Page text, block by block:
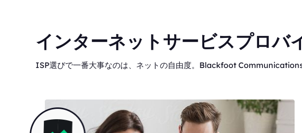
インターネットサービスプロバ
ISP選びで一番大事なのは、ネットの自由度。Blackfoot